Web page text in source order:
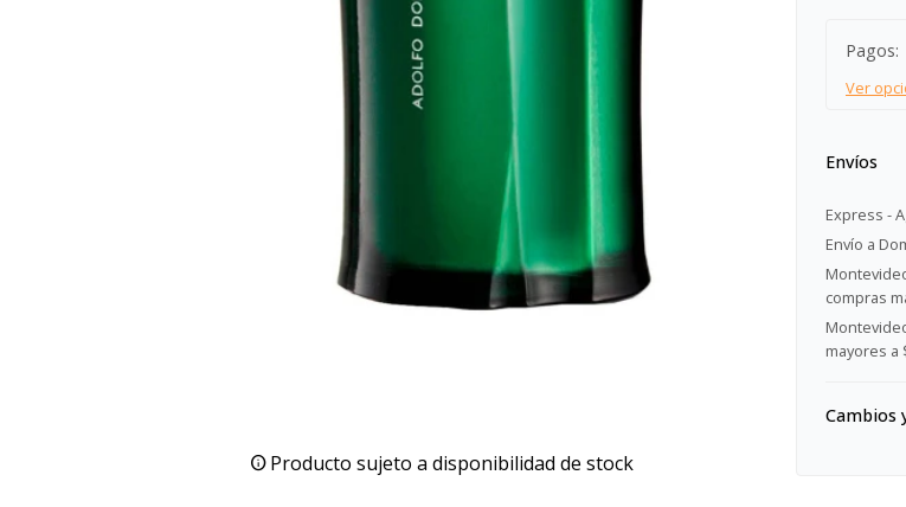
Producto sujeto a disponibilidad de stock
Pagos:
Ver
Envíos
Express -
Envío a
compras
mayores a
Cambios